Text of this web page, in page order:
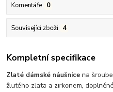
Komentáře 0
Související zboží 4
Kompletní specifikace
Zlaté dámské náušnice na
žlutého zlata a zirkonem,